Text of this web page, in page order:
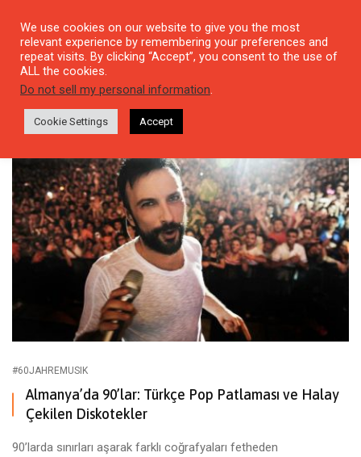
Tag: Türkçe Pop
#60JAHREMUSIK
Almanya’da 90’lar: Türkçe Pop Patlaması ve Halay
Çekilen Diskotekler
90’larda sınırları aşarak farklı coğrafyaları fetheden
We use cookies on our website to give you the most
relevant experience by remembering your preferences and
repeat visits. By clicking “Accept”, you consent to the use of
ALL the cookies.
Do not sell my personal information.
Cookie Settings Accept